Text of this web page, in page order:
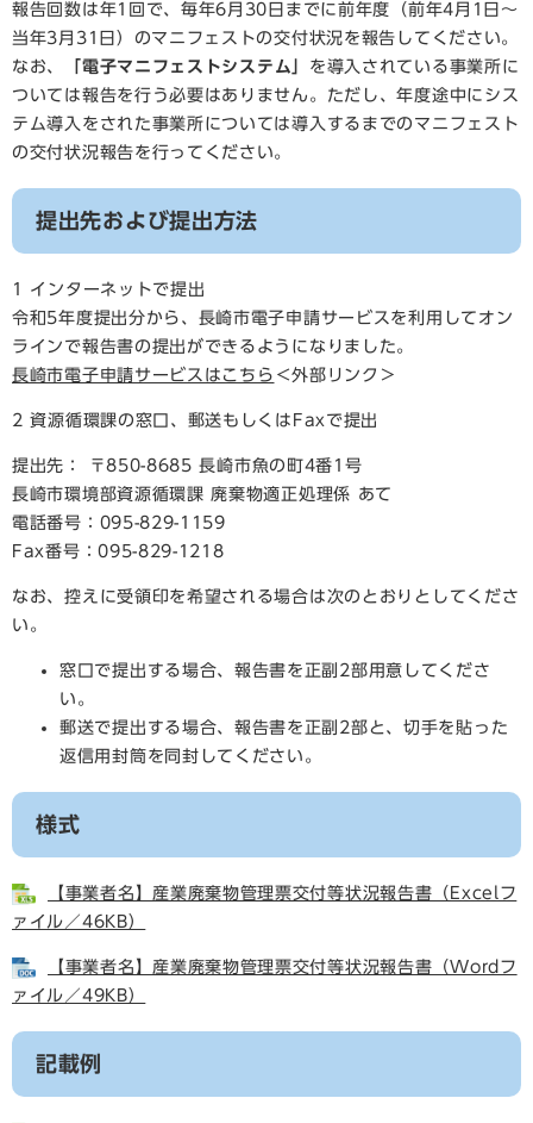
報告回数は年1回で、毎年6月30日までに前年度（前年4月1日～
当年3月31日）のマニフェストの交付状況を報告してください。
なお、
「電子マニフェストシステム」 を導入されている事業所に
ついては報告を行う必要はありません。ただし、年度途中にシス
テム導入をされた事業所については導入するまでのマニフェスト
の交付状況報告を行ってください。
提出先および提出方法
1 インターネットで提出
令和5年度提出分から、長崎市電子申請サービスを利用してオン
ラインで報告書の提出ができるようになりました。
長崎市電子申請サービスはこちら ＜外部リンク＞
2 資源循環課の窓口、郵送もしくはFaxで提出
提出先： 〒850-8685 長崎市魚の町4番1号
長崎市環境部資源循環課 廃棄物適正処理係 あて
電話番号：095-829-1159
Fax番号：095-829-1218
なお、控えに受領印を希望される場合は次のとおりとしてくださ
い。
窓口で提出する場合、報告書を正副2部用意してくださ
い。
郵送で提出する場合、報告書を正副2部と、切手を貼った
返信用封筒を同封してください。
様式
【事業者名】産業廃棄物管理票交付等状況報告書（Excelフ
ァイル／46KB）
【事業者名】産業廃棄物管理票交付等状況報告書（Wordフ
ァイル／49KB）
記載例